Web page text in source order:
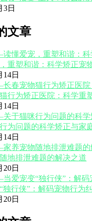
3日
文章
重塑和谐：科学矫正宠
14日
行为矫正医院：科学重
14日
为问题的科学矫正与家
14日
地排泄难题的解决之道
20日
独行侠”：解码宠物行为
20日